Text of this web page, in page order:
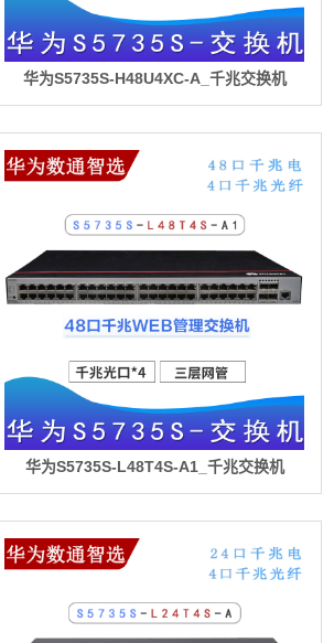
华为S5735S-H48U4XC-A_千兆交换机
华为S5735S-L48T4S-A1_千兆交换机